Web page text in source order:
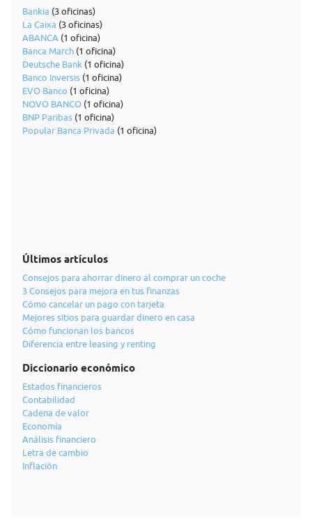
Bankia (3 oficinas)
La Caixa (3 oficinas)
ABANCA (1 oficina)
Banca March (1 oficina)
Deutsche Bank (1 oficina)
Banco Inversis (1 oficina)
EVO Banco (1 oficina)
NOVO BANCO (1 oficina)
BNP Paribas (1 oficina)
Popular Banca Privada (1 oficina)
Últimos artículos
Consejos para ahorrar dinero al comprar un coche
3 Consejos para mejora en tus finanzas
Cómo cancelar un pago con tarjeta
Mejores sitios para guardar dinero en casa
Cómo funcionan los bancos
Diferencia entre leasing y renting
Diccionario económico
Estados financieros
Contabilidad
Cadena de valor
Economía
Análisis financiero
Letra de cambio
Inflación